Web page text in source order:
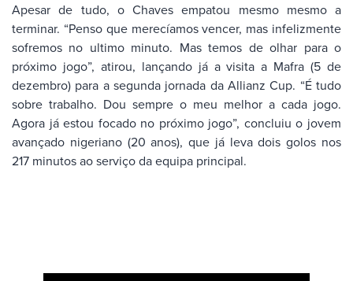
Apesar de tudo, o Chaves empatou mesmo mesmo a
terminar. “Penso que merecíamos vencer, mas infelizmente
sofremos no ultimo minuto. Mas temos de olhar para o
próximo jogo”, atirou, lançando já a visita a Mafra (5 de
dezembro) para a segunda jornada da Allianz Cup. “É tudo
sobre trabalho. Dou sempre o meu melhor a cada jogo.
Agora já estou focado no próximo jogo”, concluiu o jovem
avançado nigeriano (20 anos), que já leva dois golos nos
217 minutos ao serviço da equipa principal.